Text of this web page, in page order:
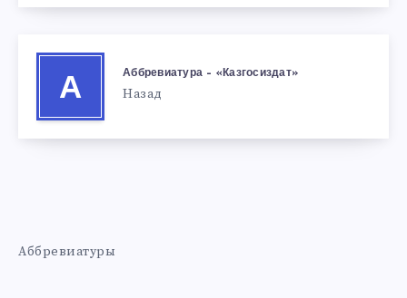
А
Аббревиатура – «Казгосиздат»
Назад
Аббревиатуры